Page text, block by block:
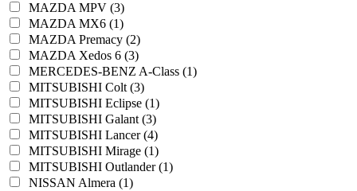
MAZDA MPV (3)
MAZDA MX6 (1)
MAZDA Premacy (2)
MAZDA Xedos 6 (3)
MERCEDES-BENZ A-Class (1)
MITSUBISHI Colt (3)
MITSUBISHI Eclipse (1)
MITSUBISHI Galant (3)
MITSUBISHI Lancer (4)
MITSUBISHI Mirage (1)
MITSUBISHI Outlander (1)
NISSAN Almera (1)